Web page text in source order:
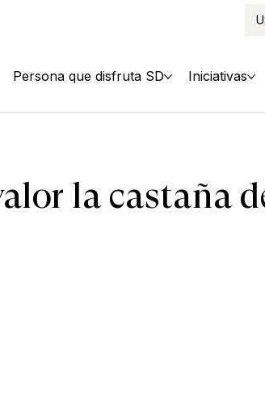
Persona que disfruta SD Iniciativas
la castaña